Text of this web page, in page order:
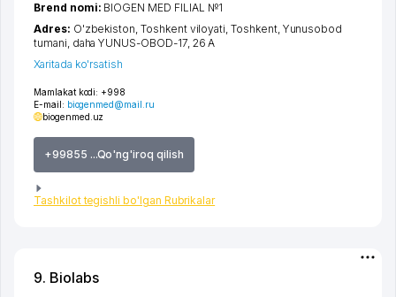
Mamlakat kodi: +998
E-mail: biogenmed@mail.ru
biogenmed.uz
+99855 ...Qo'ng'iroq qilish
Tashkilot tegishli bo'lgan Rubrikalar
Brend nomi: BIOGEN MED FILIAL №1
Adres: O'zbekiston,Toshkent viloyati,Toshkent, Yunusobod
tumani, daha YUNUS-OBOD-17, 26 А
Xaritada ko'rsatish
9. Biolabs